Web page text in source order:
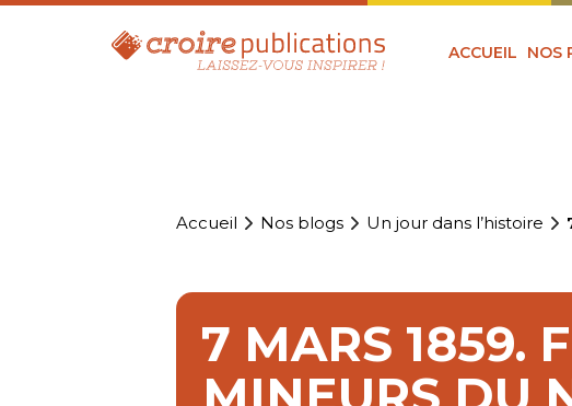
ACCUEIL NOS
Accueil Nos blogs Un jour dans l’histoire
7 MARS 1859.